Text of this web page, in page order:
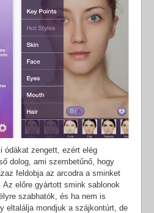
ódákat zengett, ezért elég
dolog, ami szembetűnő, hogy
feldobja az arcodra a sminket
előre gyártott smink sablonok
szabhatók, és ha nem is
eltalálja mondjuk a szájkontúrt, de